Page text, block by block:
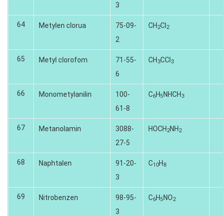
3
64 Metylen clorua
75-09-
2
CH2CI2
65 Metyl clorofom
71-55-
6
CH3­CCI3
66 Monometylanilin
100-
61-8
C6H5NHCH3
67 Metanolamin
3088-
27-5
HOCH2NH2
68 Naphtalen
91-20-
3
C10H8
69 Nitrobenzen
98-95-
3
C6H5NO2